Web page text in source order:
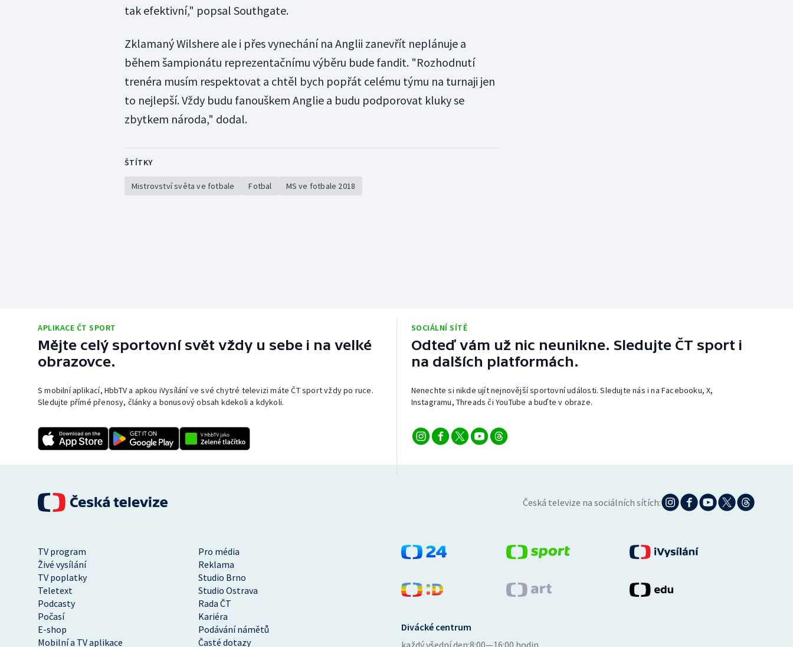
tak efektivní," popsal Southgate.
Zklamaný Wilshere ale i přes vynechání na Anglii zanevřít neplánuje a
během šampionátu reprezentačnímu výběru bude fandit. "Rozhodnutí
trenéra musím respektovat a chtěl bych popřát celému týmu na turnaji jen
to nejlepší. Vždy budu fanouškem Anglie a budu podporovat kluky se
zbytkem národa," dodal.
ŠTÍTKY
Mistrovství světa ve fotbale Fotbal MS ve fotbale 2018
APLIKACE ČT SPORT
Mějte celý sportovní svět vždy u sebe i na velké
obrazovce.
S mobilní aplikací, HbbTV a apkou iVysílání ve své chytré televizi máte ČT sport vždy po ruce.
Sledujte přímé přenosy, články a bonusový obsah kdekoli a kdykoli.
SOCIÁLNÍ SÍTĚ
Odteď vám už nic neunikne. Sledujte ČT sport i
na dalších platformách.
Nenechte si nikde ujít nejnovější sportovní události. Sledujte nás i na Facebooku, X,
Instagramu, Threads či YouTube a buďte v obraze.
Česká televize na sociálních sítích:
TV program
Pro média
Živé vysílání
Reklama
TV poplatky
Studio Brno
Teletext
Studio Ostrava
Podcasty
Rada ČT
Počasí
Kariéra
E-shop
Podávání námětů
Mobilní a TV aplikace
Časté dotazy
Divácké centrum